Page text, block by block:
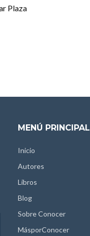
Plaza
MENÚ PRINCIPAL
Inicio
Autores
Libros
Blog
Sobre Conocer
MásporConocer